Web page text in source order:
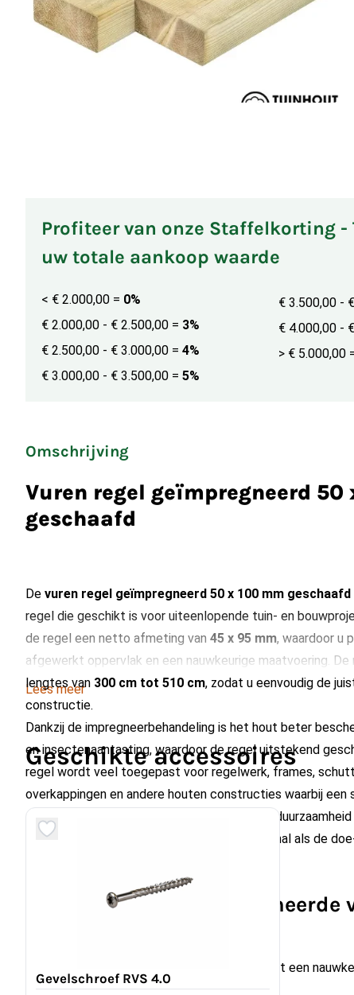
Profiteer van onze Staffelkorting -
uw totale aankoop waarde
< € 2.000,00 = 0%
€ 2.000,00 - € 2.500,00 = 3%
€ 2.500,00 - € 3.000,00 = 4%
€ 3.000,00 - € 3.500,00 = 5%
€ 3.500,00 -
€ 4.000,00 -
> € 5.000,00
Omschrijving
Vuren regel geïmpregneerd 50
geschaafd
De vuren regel geïmpregneerd 50 x 100 mm geschaafd
regel die geschikt is voor uiteenlopende tuin- en
de regel een netto afmeting van 45 x 95 mm, waardoor u
afgewerkt oppervlak en een nauwkeurige maatvoering. De
lengtes van 300 cm tot 510 cm, zodat u eenvoudig de
constructie.
Dankzij de impregneerbehandeling is het hout beter
en insectenaantasting, waardoor de regel uitstekend
regel wordt veel toegepast voor regelwerk, frames,
overkappingen en andere houten constructies waarbij een
gewenst is. Door de combinatie van sterkte,
deze regel geschikt voor zowel de professional als de
Voordelen van geïmpregneerde
: glad oppervlak met een
mm.
Lees meer
Geschikte accessoires
Gevelschroef RVS 4.0